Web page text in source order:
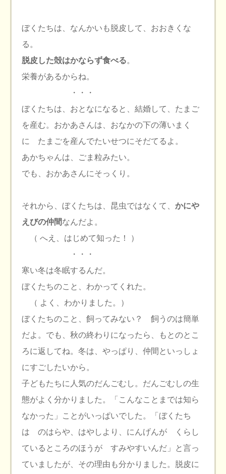
ぼくたちは、なんかいも脱皮して、おおきくな
る。
脱皮した殻はかならず食べる。
栄養があるからね。
・・・
ぼくたちは、おとなになると、結婚して、たまご
を産む。おかあさんは、おなかの下の薄いまく
に たまごを産んでたいせつにそだてるよ。
あかちゃんは、ごま粒みたい。
でも、おかあさんにそっくり。
それから、ぼくたちは、昆虫ではなくて、 かにや
えびの仲間なんだよ。
（ へえ、はじめて知った！ ）
・・・
寒い冬は冬眠するんだ。
ぼくたちのこと、わかってくれた。
（ よく、わかりました。）
ぼくたちのこと、飼ってみない？ 飼うのは簡単
だよ。でも、秋の終わりになったら、もとのとこ
ろに返してね。冬は、やっぱり、仲間といっしょ
にすごしたいから。
子どもたちに人気のだんごむし。だんごむしの生
態がよく分かりました。「こんなことまでは知ら
なかった」ことがいっぱいでした。「ぼくたち
は のはらや、はやしより、にんげんが くらし
ているところのほうが すみやすいんだ」と言っ
ていましたが、その理由も分かりました。脱皮に